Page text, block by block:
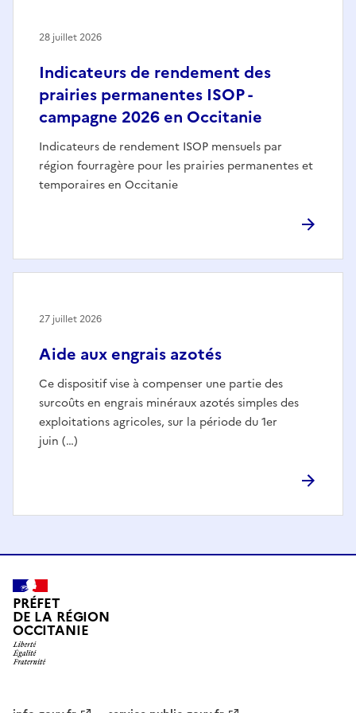
Indicateurs de rendement des
prairies permanentes ISOP -
campagne 2026 en Occitanie
Indicateurs de rendement ISOP mensuels par
région fourragère pour les prairies permanentes et
temporaires en Occitanie
28 juillet 2026
Aide aux engrais azotés
Ce dispositif vise à compenser une partie des
surcoûts en engrais minéraux azotés simples des
exploitations agricoles, sur la période du 1er
juin (…)
27 juillet 2026
PRÉFET
DE LA RÉGION
OCCITANIE